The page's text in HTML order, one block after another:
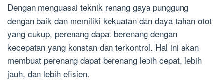
Dengan menguasai teknik renang gaya punggung
dengan baik dan memiliki kekuatan dan daya tahan otot
yang cukup, perenang dapat berenang dengan
kecepatan yang konstan dan terkontrol. Hal ini akan
membuat perenang dapat berenang lebih cepat, lebih
jauh, dan lebih efisien.